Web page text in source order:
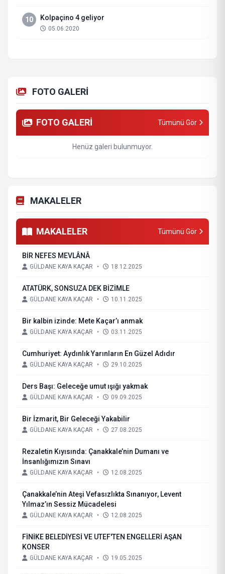
10 Kolpaçino 4 geliyor
05.06.2020
FOTO GALERİ
FOTO GALERİ Tümünü Gör
Henüz galeri bulunmuyor.
MAKALELER
MAKALELER Tümünü Gör
BİR NEFES MEVLÂNÂ
GÜLDANE KAYA KAÇAR • 18.12.2025
ATATÜRK, SONSUZA DEK BİZİMLE
GÜLDANE KAYA KAÇAR • 10.11.2025
Bir kalbin izinde: Mete Kaçar’ı anmak
GÜLDANE KAYA KAÇAR • 03.11.2025
Cumhuriyet: Aydınlık Yarınların En Güzel Adıdır
GÜLDANE KAYA KAÇAR • 29.10.2025
Ders Başı: Geleceğe umut ışığı yakmak
GÜLDANE KAYA KAÇAR • 09.09.2025
Bir İzmarit, Bir Geleceği Yakabilir
GÜLDANE KAYA KAÇAR • 27.08.2025
Rezaletin Kıyısında: Çanakkale’nin Dumanı ve
İnsanlığımızın Sınavı
GÜLDANE KAYA KAÇAR • 12.08.2025
Çanakkale’nin Ateşi Vefasızlıkta Sınanıyor, Levent
Yılmaz’ın Sessiz Mücadelesi
GÜLDANE KAYA KAÇAR • 12.08.2025
FİNİKE BELEDİYESİ VE UTEF'TEN ENGELLERİ AŞAN
KONSER
GÜLDANE KAYA KAÇAR • 19.05.2025